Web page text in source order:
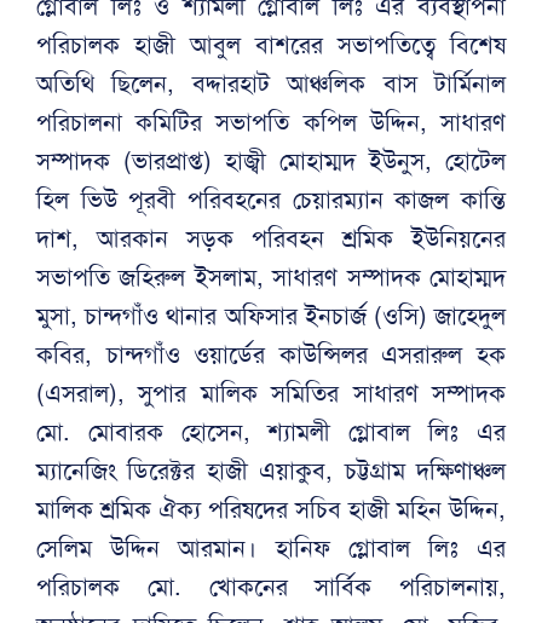
গ্লোবাল লিঃ ও শ্যামলী গ্লোবাল লিঃ এর ব্যবস্থাপনা
পরিচালক হাজী আবুল বাশরের সভাপতিত্বে বিশেষ
অতিথি ছিলেন, বদ্দারহাট আঞ্চলিক বাস টার্মিনাল
পরিচালনা কমিটির সভাপতি কপিল উদ্দিন, সাধারণ
সম্পাদক (ভারপ্রাপ্ত) হাজ্বী মোহাম্মদ ইউনুস, হোটেল
হিল ভিউ পূরবী পরিবহনের চেয়ারম্যান কাজল কান্তি
দাশ, আরকান সড়ক পরিবহন শ্রমিক ইউনিয়নের
সভাপতি জহিরুল ইসলাম, সাধারণ সম্পাদক মোহাম্মদ
মুসা, চান্দগাঁও থানার অফিসার ইনচার্জ (ওসি) জাহেদুল
কবির, চান্দগাঁও ওয়ার্ডের কাউন্সিলর এসরারুল হক
(এসরাল), সুপার মালিক সমিতির সাধারণ সম্পাদক
মো. মোবারক হোসেন, শ্যামলী গ্লোবাল লিঃ এর
ম্যানেজিং ডিরেক্টর হাজী এয়াকুব, চট্টগ্রাম দক্ষিণাঞ্চল
মালিক শ্রমিক ঐক্য পরিষদের সচিব হাজী মহিন উদ্দিন,
সেলিম উদ্দিন আরমান। হানিফ গ্লোবাল লিঃ এর
পরিচালক মো. খোকনের সার্বিক পরিচালনায়,